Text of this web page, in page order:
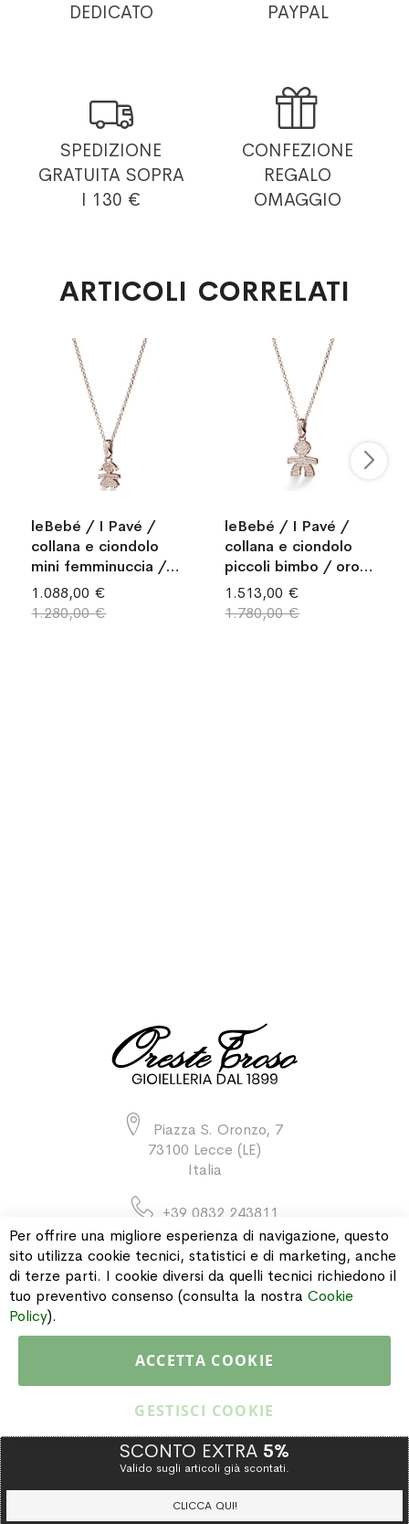
DEDICATO
PAYPAL

SPEDIZIONE
GRATUITA SOPRA
I 130 €

CONFEZIONE
REGALO
OMAGGIO
ARTICOLI CORRELATI
leBebé / I Pavé /
collana e ciondolo
mini femminuccia /
oro rosa e diamanti
1.088,00 €
1.280,00 €
leBebé / I Pavé /
collana e ciondolo
piccoli bimbo / oro
rosa e diamanti
1.513,00 €
1.780,00 €
Piazza S. Oronzo, 7
73100 Lecce (LE)
Italia
+39 0832 243811
INFORMAZIONI
Copyright © 2015 Gioielleria Oreste Troso. All rights reserved. P. IVA
IT02064590751
Per offrire una migliore esperienza di navigazione, questo
sito utilizza cookie tecnici, statistici e di marketing, anche
di terze parti. I cookie diversi da quelli tecnici richiedono il
tuo preventivo consenso (consulta la nostra Cookie
Policy).
ACCETTA COOKIE
GESTISCI COOKIE
SCONTO EXTRA 5%
Valido sugli articoli già scontati.
CLICCA QUI!